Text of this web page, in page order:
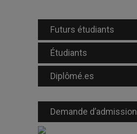
Futurs étudiants
Étudiants
Diplômé.es
Demande d’admission